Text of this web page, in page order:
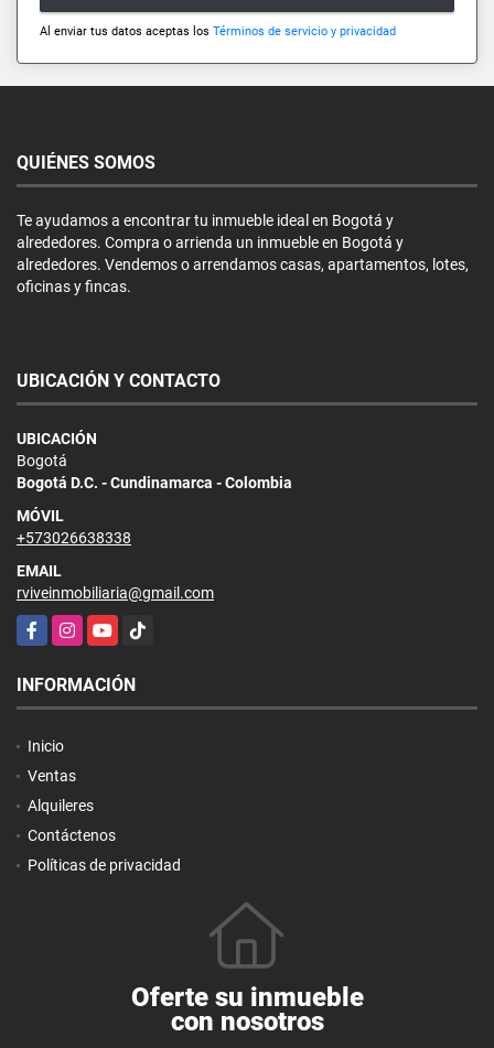
Al enviar tus datos aceptas los Términos de servicio y privacidad
QUIÉNES SOMOS
Te ayudamos a encontrar tu inmueble ideal en Bogotá y
alrededores. Compra o arrienda un inmueble en Bogotá y
alrededores. Vendemos o arrendamos casas, apartamentos, lotes,
oficinas y fincas.
UBICACIÓN Y CONTACTO
UBICACIÓN
Bogotá
Bogotá D.C. - Cundinamarca - Colombia
MÓVIL
+573026638338
EMAIL
rviveinmobiliaria@gmail.com
FacebookInstagramYouTubeTikTok
INFORMACIÓN
Inicio
Ventas
Alquileres
Contáctenos
Políticas de privacidad
Oferte su inmueble
con nosotros